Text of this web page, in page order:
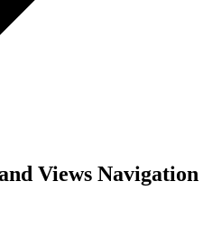
Views Navigation